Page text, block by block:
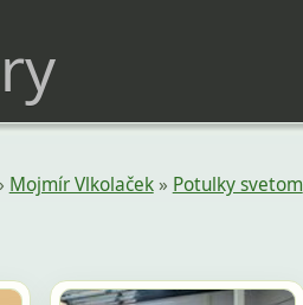
Mojmír Vlkolaček» Potulky svetom